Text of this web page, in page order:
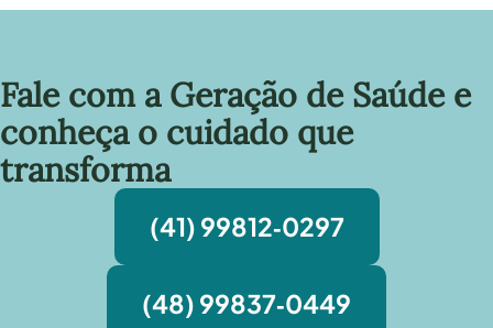
Fale com a Geração de Saúde e
conheça o cuidado que
transforma
(41) 99812‑0297
(48) 99837‑0449